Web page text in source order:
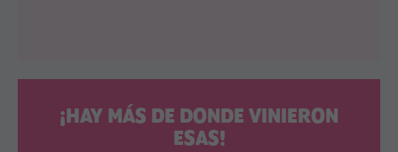
¡HAY MÁS DE DONDE VINIERON
ESAS!